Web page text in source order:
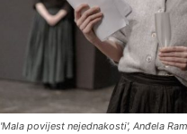
'Mala povijest nejednakosti', Anđela